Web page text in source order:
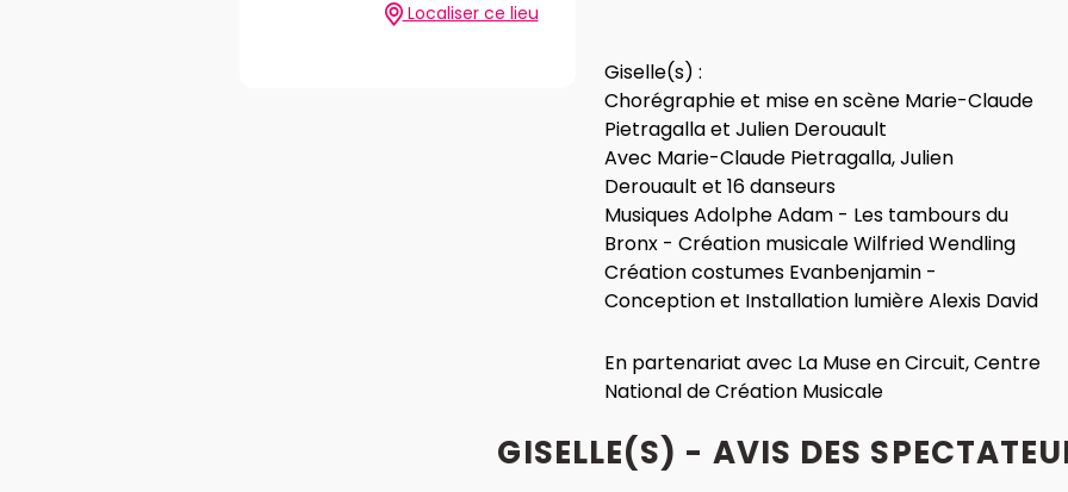
Localiser ce lieu
Giselle(s) :
Chorégraphie et mise en scène Marie-Claude
Pietragalla et Julien Derouault
Avec Marie-Claude Pietragalla, Julien
Derouault et 16 danseurs
Musiques Adolphe Adam - Les tambours du
Bronx - Création musicale Wilfried Wendling
Création costumes Evanbenjamin -
Conception et Installation lumière Alexis David
En partenariat avec La Muse en Circuit, Centre
National de Création Musicale
GISELLE(S) - AVIS DES